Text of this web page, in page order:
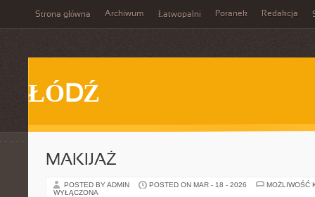
Strona główna Archiwum Łatwopalni Poranek Redakcja
ŁÓDŹ
MAKIJAŻ
POSTED BY ADMIN POSTED ON MAR - 18 - 2026
MOŻLIWOŚĆ
WYŁĄCZONA